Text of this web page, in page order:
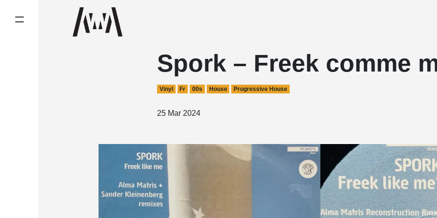
Spork – Freek comme
Vinyl Fr 00s House Progressive House
25 Mar 2024